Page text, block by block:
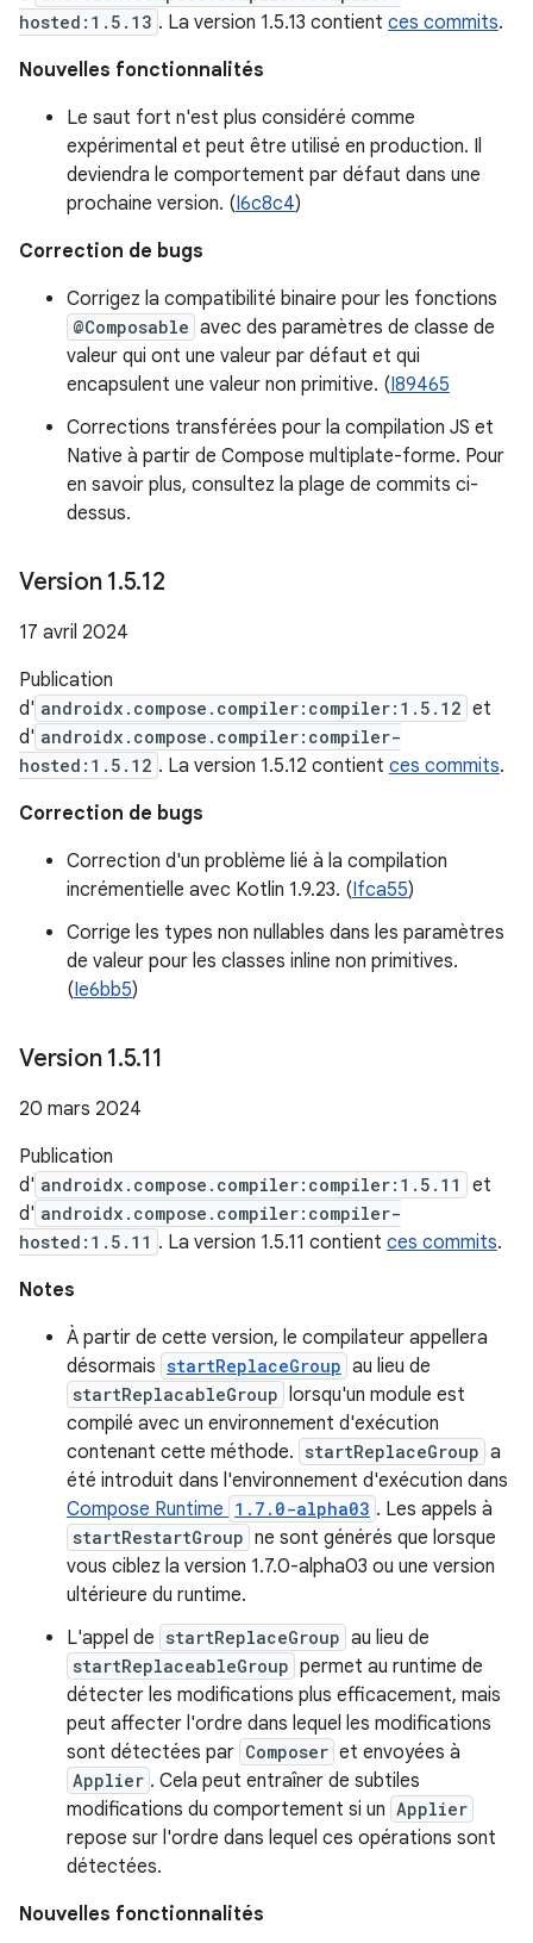
hosted:1.5.13 . La version 1.5.13 contient ces commits.
Nouvelles fonctionnalités
Le saut fort n'est plus considéré comme
expérimental et peut être utilisé en production. Il
deviendra le comportement par défaut dans une
prochaine version. (I6c8c4)
Correction de bugs
Corrigez la compatibilité binaire pour les fonctions
@Composable avec des paramètres de classe de
valeur qui ont une valeur par défaut et qui
encapsulent une valeur non primitive. (I89465
Corrections transférées pour la compilation JS et
Native à partir de Compose multiplate-forme. Pour
en savoir plus, consultez la plage de commits ci-
dessus.
Version 1.5.12
17 avril 2024
Publication
d' androidx.compose.compiler:compiler:1.5.12 et
d' androidx.compose.compiler:compiler-
hosted:1.5.12 . La version 1.5.12 contient ces commits.
Correction de bugs
Correction d'un problème lié à la compilation
incrémentielle avec Kotlin 1.9.23. (Ifca55)
Corrige les types non nullables dans les paramètres
de valeur pour les classes inline non primitives.
(Ie6bb5)
Version 1.5.11
20 mars 2024
Publication
d' androidx.compose.compiler:compiler:1.5.11
et
d' androidx.compose.compiler:compiler-
hosted:1.5.11 . La version 1.5.11 contient ces commits.
Notes
À partir de cette version, le compilateur appellera
désormais startReplaceGroup au lieu de
startReplacableGroup lorsqu'un module est
compilé avec un environnement d'exécution
contenant cette méthode. startReplaceGroup a
été introduit dans l'environnement d'exécution dans
Compose Runtime 1.7.0-alpha03 . Les appels à
startRestartGroup ne sont générés que lorsque
vous ciblez la version 1.7.0-alpha03 ou une version
ultérieure du runtime.
L'appel de startReplaceGroup au lieu de
startReplaceableGroup permet au runtime de
détecter les modifications plus efficacement, mais
peut affecter l'ordre dans lequel les modifications
sont détectées par Composer et envoyées à
Applier . Cela peut entraîner de subtiles
modifications du comportement si un Applier
repose sur l'ordre dans lequel ces opérations sont
détectées.
Nouvelles fonctionnalités